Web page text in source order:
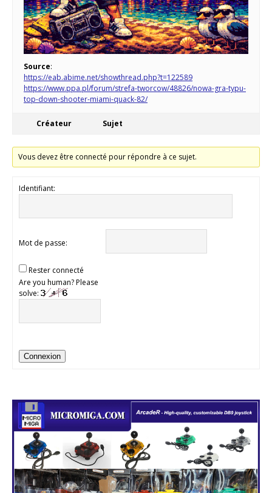
Source:
https://eab.abime.net/showthread.php?t=122589
https://www.ppa.pl/forum/strefa-tworcow/48826/nowa-gra-typu-
top-down-shooter-miami-quack-82/
Créateur Sujet
Vous devez être connecté pour répondre à ce sujet.
Identifiant:
Mot de passe:
Rester connecté
Are you human? Please
solve:
Connexion